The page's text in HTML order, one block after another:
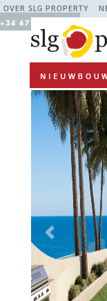
OVER SLG PROPERTY
+34 677 670 480
Previous